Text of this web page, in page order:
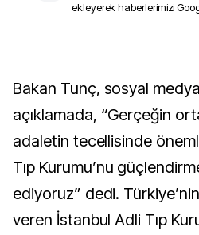
ekleyerek haberlerimizi
Bakan Tunç, sosyal medya hesabından yaptığı
açıklamada, “Gerçeğin
adaletin tecellisinde
Tıp Kurumu’nu
ediyoruz” dedi.
veren İstanbul Adli Tıp